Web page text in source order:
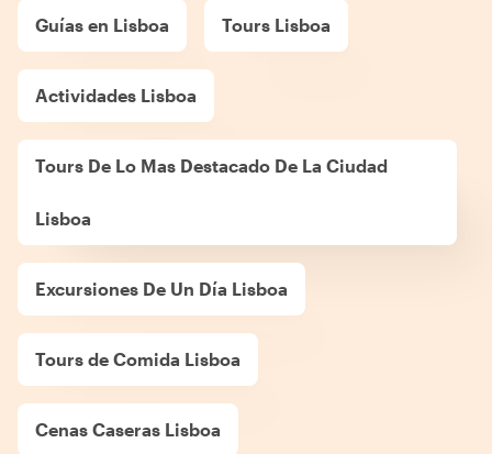
Guías en Lisboa Tours Lisboa
Actividades Lisboa
Tours De Lo Mas Destacado De La Ciudad
Lisboa
Excursiones De Un Día Lisboa
Tours de Comida Lisboa
Cenas Caseras Lisboa